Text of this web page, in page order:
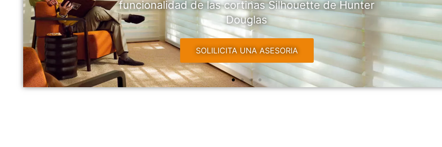
funcionalidad de las cortinas Silhouette de Hunter
Douglas
SOLILICITA UNA ASESORIA